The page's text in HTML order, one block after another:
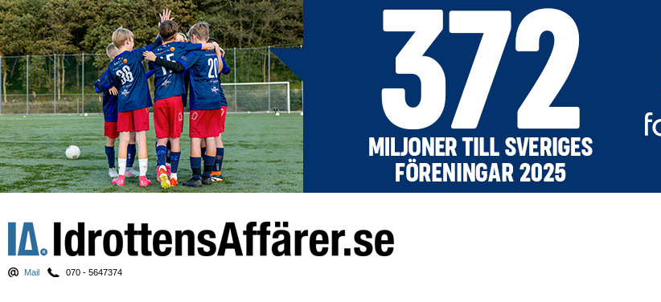
Mail 070 - 5647374